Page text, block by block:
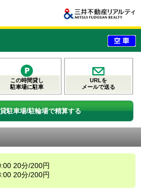
この時間貸し
駐車場に駐車
URLを
メールで送る
駐車場/駐輪場で精算する
20分/200円
20分/200円